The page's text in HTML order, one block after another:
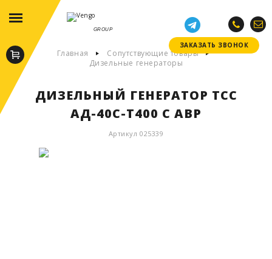
ЗАКАЗАТЬ ЗВОНОК
ЗАКАЗАТЬ ЗВОНОК
GROUP
Главная
Сопутствующие товары
Дизельные генераторы
ДИЗЕЛЬНЫЙ ГЕНЕРАТОР ТСС
АД-40С-Т400 С АВР
Артикул 025339